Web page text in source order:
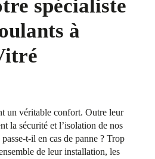
spécialiste
à
un véritable confort. Outre leur
la sécurité et l’isolation de nos
t-il en cas de panne ? Trop
de leur installation, les